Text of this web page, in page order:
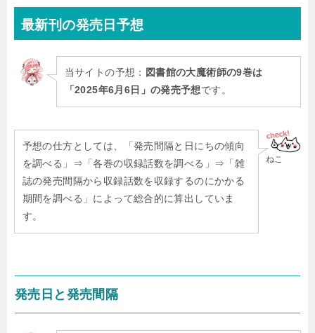
最新刊の発売日予想
当サイトの予想： 図書館の大魔術師の9巻は
「2025年6月6日」の発売予想です。
ねこ
予想の仕方としては、「発売間隔と日にちの傾向
を調べる」⇒「各巻の収録話数を調べる」⇒「雑
誌の発売間隔から収録話数を収録するのにかかる
期間を調べる」によって総合的に算出していま
す。
発売日と発売間隔